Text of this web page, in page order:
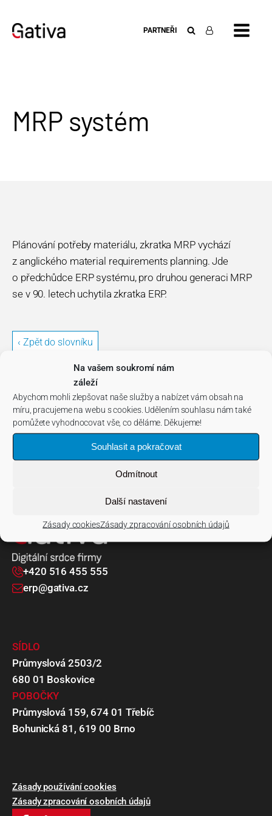
Na vašem soukromí nám
záleží
Abychom mohli zlepšovat naše služby a nabízet vám obsah na
míru, pracujeme na webu s cookies. Udělením souhlasu nám také
pomůžete vyhodnocovat vše, co děláme. Děkujeme!
Souhlasit a pokračovat
Odmítnout
Další nastavení
Zásady cookiesZásady zpracování osobních údajů
PARTNEŘI
MRP systém
Plánování potřeby materiálu, zkratka MRP vychází
z anglického material requirements planning. Jde
o předchůdce ERP systému, pro druhou generaci MRP
se v 90. letech uchytila zkratka ERP.
‹ Zpět do slovníku
+420 516 455 555
erp@gativa.cz
SÍDLO
Průmyslová 2503/2
680 01 Boskovice
POBOČKY
Průmyslová 159, 674 01 Třebíč
Bohunická 81, 619 00 Brno
Zásady používání cookies
Zásady zpracování osobních údajů